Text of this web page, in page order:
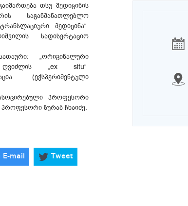
თსუ მედიცინის
საგანმანათლებლო
მედიცინა“
სადისერტაციო
„ორიგინალური
ღვიძლის „ex situ“
(ექსპერიმენტული
პროფესორი
ზურაბ ჩხაიძე.
E-mail Tweet